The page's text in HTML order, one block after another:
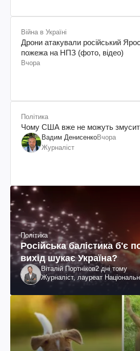
Війна в Україні
Дрони атакували російський
пожежа на НПЗ (фото, відео)
Вчора
Політика
Чому США вже не можуть
Вадим ДенисенкоВчора
Журналіст
Політика
Російська балістика б'є
вихід шукає Україна?
Віталій Портніков2 дні тому
Журналіст, лауреат